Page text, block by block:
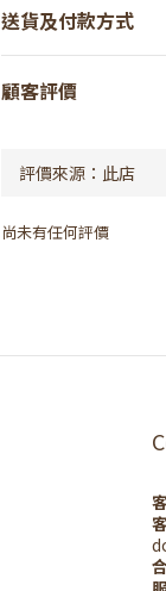
送貨及付款方式
顧客評價
尚未有任何評價